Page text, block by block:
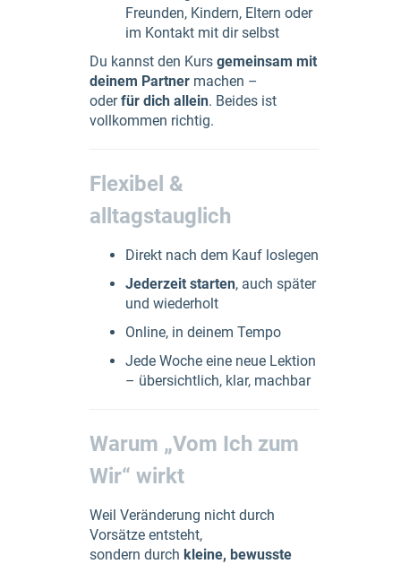
Freunden, Kindern, Eltern oder
im Kontakt mit dir selbst
Du kannst den Kurs gemeinsam mit
deinem Partner machen –
oderfür dich allein. Beides ist
vollkommen richtig.
Flexibel &
alltagstauglich
Direkt nach dem Kauf loslegen
Jederzeit starten, auch später
und wiederholt
Online, in deinem Tempo
Jede Woche eine neue Lektion
– übersichtlich, klar, machbar
Warum „Vom Ich zum
Wir“ wirkt
Weil Veränderung nicht durch
Vorsätze entsteht,
sondern durch kleine, bewusste